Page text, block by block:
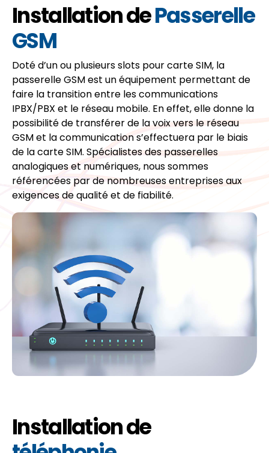
Installation dePasserelle
GSM
Doté d’un ou plusieurs slots pour carte SIM, la
passerelle GSM est un équipement permettant de
faire la transition entre les communications
IPBX/PBX et le réseau mobile. En effet, elle donne la
possibilité de transférer de la voix vers le réseau
GSM et la communication s’effectuera par le biais
de la carte SIM. Spécialistes des passerelles
analogiques et numériques, nous sommes
référencées par de nombreuses entreprises aux
exigences de qualité et de fiabilité.
Installation de